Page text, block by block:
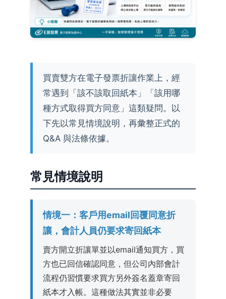
買賣雙方在電子發票折讓作業上，經
常遇到「該不該取回紙本」「該用哪
種方式取得買方同意」這類疑問。以
下先以常見情境說明，再彙整正式的
Q&A 與法條依據。
常見情境說明
情境一：客戶用email回覆同意折
讓，會計人員仍要求寄回紙本
賣方開立折讓單並以email通知買方，買
方也已回信確認同意，但公司內部會計
流程仍習慣要求買方另外簽名蓋章寄回
紙本才入帳。這種做法其實並非必要